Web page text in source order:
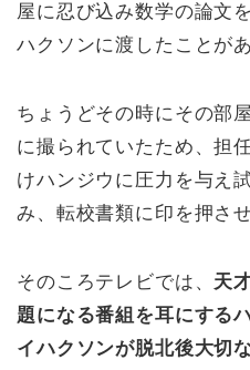
屋に忍び込み数学の論文
ハクソンに渡したことがあ
ちょうどその時にその部
に撮られていたため、担
けハンジウに圧力を与え
み、転校書類に印を押させ
そのころテレビでは、 天
題になる番組を耳にする
イハクソンが脱北後大切